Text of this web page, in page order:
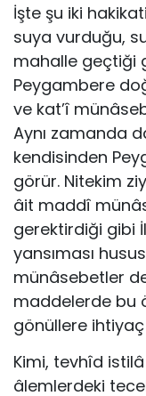
İşte şu iki
suya vurduğu,
mahalle geçtiği
Peygambere
ve kat’î
Aynı zamanda
kendisinden
görür. Nitekim
âit maddî
gerektirdiği gibi
yansıması
münâsebetler
maddelerde bu
gönüllere
Kimi, tevhîd istilâ
âlemlerdeki